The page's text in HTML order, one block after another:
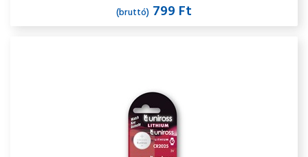
(bruttó) 799 Ft